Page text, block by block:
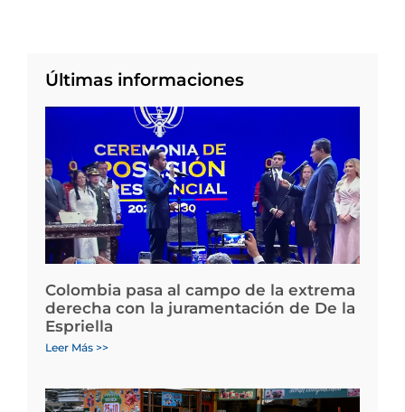
Últimas informaciones
Colombia pasa al campo de la extrema
derecha con la juramentación de De la
Espriella
Leer Más >>